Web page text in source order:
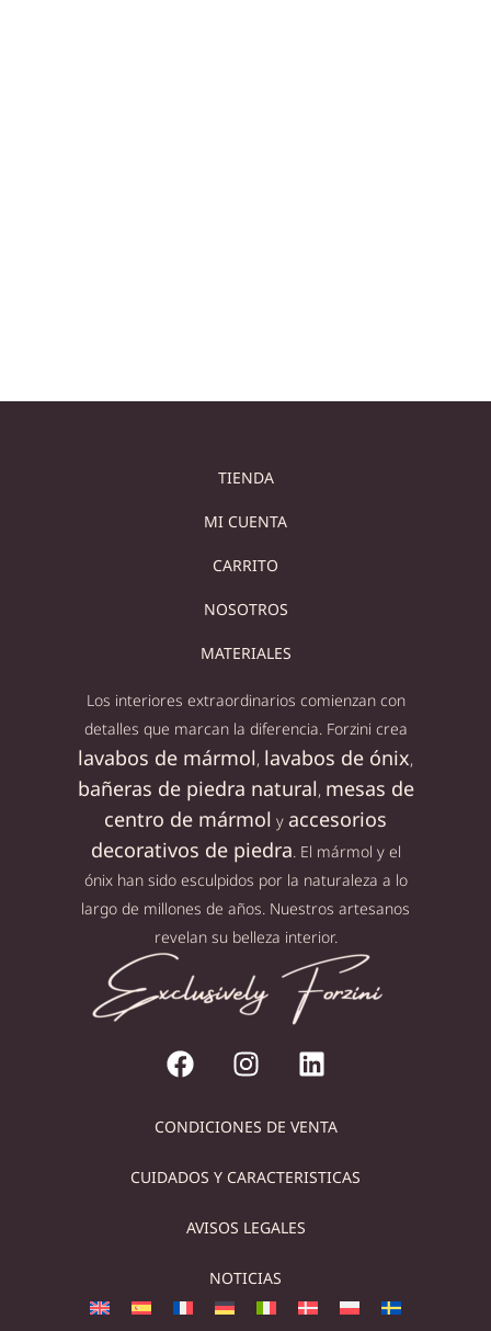
TIENDA
MI CUENTA
CARRITO
NOSOTROS
MATERIALES
Los interiores extraordinarios comienzan con
detalles que marcan la diferencia. Forzini crea
lavabos de mármol, lavabos de ónix,
bañeras de piedra natural, mesas de
centro de mármol y accesorios
decorativos de piedra. El mármol y el
ónix han sido esculpidos por la naturaleza a lo
largo de millones de años. Nuestros artesanos
revelan su belleza interior.
CONDICIONES DE VENTA
CUIDADOS Y CARACTERISTICAS
AVISOS LEGALES
NOTICIAS